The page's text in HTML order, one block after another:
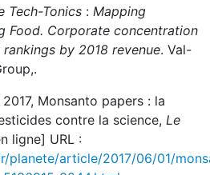
Tech-Tonics : Mapping
Food. Corporate concentration
by 2018 revenue. Val-
Monsanto papers : la
contre la science, Le
ligne] URL :
planete/article/2017/06/01/